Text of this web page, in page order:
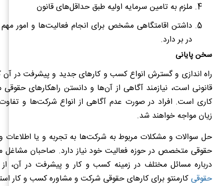
ملزم به تامین سرمایه اولیه طبق حداقل‌های قانون
داشتن اقامتگاهی مشخص برای انجام فعالیت‌ها و امور
در بر دارد.
سخن پایانی
راه اندازی و گسترش انواع کسب و کارهای جدید و پیشرفت در آن
قانونی است، نیازمند آگاهی از آن‌ها و دانستن راهکارهای
کاری است. افراد در صورت عدم آگاهی از انواع شرکت‌ها و
زیان مواجه خواهند شد.
حل سوالات و مشکلات مربوط به شرکت‌ها به تجربه و یا
حقوقی متخصص در حوزه فعالیت خود نیاز دارد. صاحبان مشاغل
درباره مسائل مختلف در زمینه کسب و کار و پیشرفت در آن،
حقوقی کارمنتو برای کارهای حقوقی شرکت و مشاوره کسب و کار